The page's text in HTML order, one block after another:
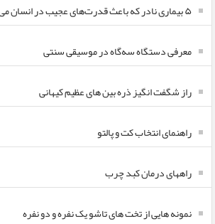
۵ بیماری نادر که باعث قدرت‌های عجیب در انسان می‌شود!
معرفی دستگاه سه‌گاه در موسیقی سنتی
راز شگفت انگیز ذره بین های عظیم کیهانی
راهنمای انتخاب کت و پالتو
راههای درمان کبد چرب
نمونه هایی از تخت های تاشو یک نفره و دو نفره